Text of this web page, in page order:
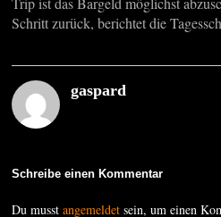
Schritt zurück, berichtet die
gaspard
Schreibe einen Kommentar
Du musstangemeldet sein, um einen